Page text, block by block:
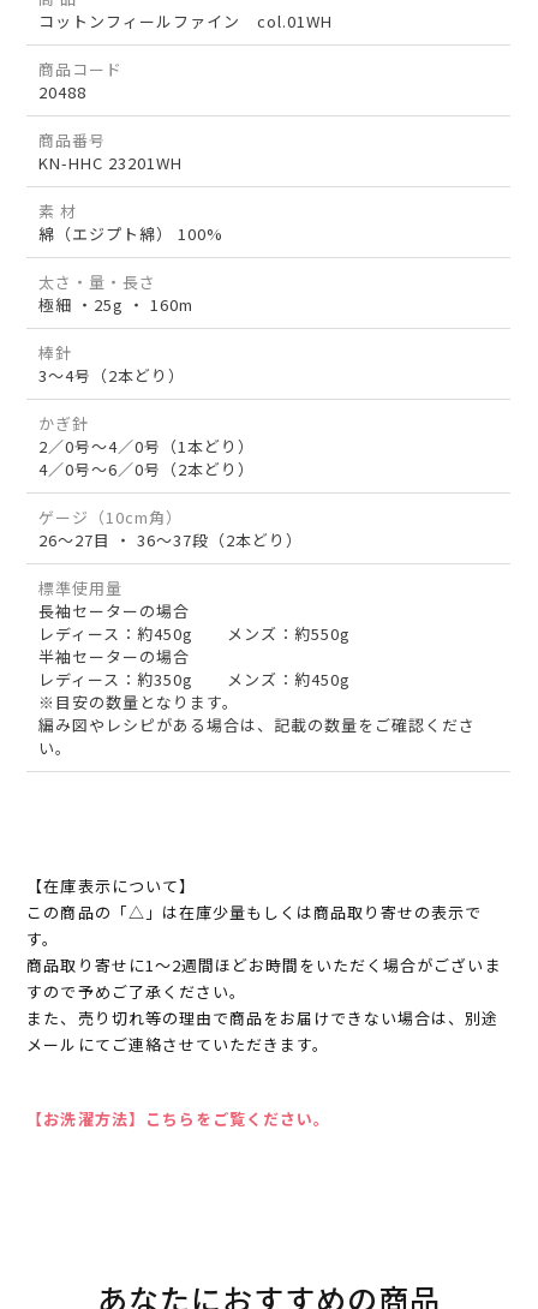
コットンフィールファイン col.01WH
商品コード
20488
商品番号
KN-HHC 23201WH
素 材
綿（エジプト綿） 100%
太さ・量・長さ
極細 ・25g ・ 160m
棒針
3～4号（2本どり）
かぎ針
2／0号～4／0号（1本どり）
4／0号～6／0号（2本どり）
ゲージ（10cm角）
26～27目 ・ 36～37段（2本どり）
標準使用量
長袖セーターの場合
レディース：約450g メンズ：約550g
半袖セーターの場合
レディース：約350g メンズ：約450g
※目安の数量となります。
編み図やレシピがある場合は、記載の数量をご確認くださ
い。
【在庫表示について】
この商品の「△」は在庫少量もしくは商品取り寄せの表示で
す。
商品取り寄せに1～2週間ほどお時間をいただく場合がございま
すので予めご了承ください。
また、売り切れ等の理由で商品をお届けできない場合は、別途
メールにてご連絡させていただきます。
【お洗濯方法】こちらをご覧ください。
あなたにおすすめの商品